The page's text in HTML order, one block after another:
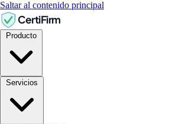
Saltar al contenido principal
CertiFirm